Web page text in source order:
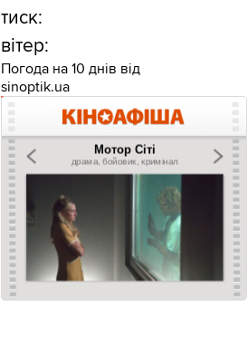
тиск:
вітер:
Погода на 10 днів від
sinoptik.ua